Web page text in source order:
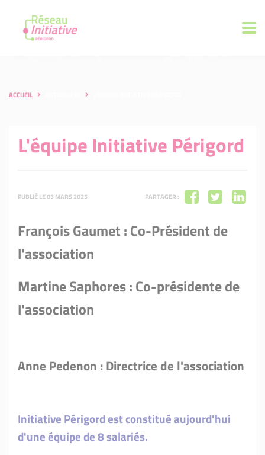
ACCUEIL
L'équipe Initiative Périgord
PUBLIÉ LE 03 MARS 2025 PARTAGER :
François Gaumet : Co-Président de
l'association
Martine Saphores : Co-présidente de
l'association
Anne Pedenon : Directrice de l'association
Initiative Périgord est constitué aujourd'hui
d'une équipe de 8 salariés.